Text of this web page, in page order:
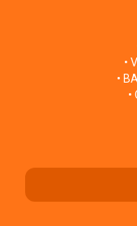
•
•
•